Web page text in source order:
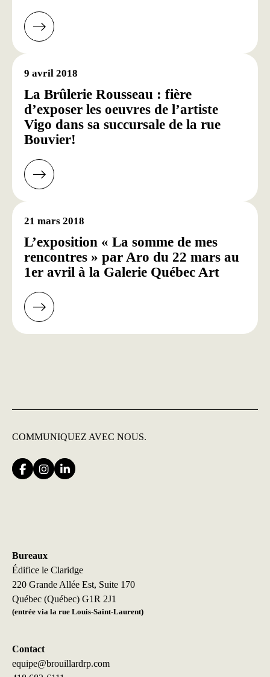
La Brûlerie Rousseau : fière
d’exposer les oeuvres de l’artiste
Vigo dans sa succursale de la rue
Bouvier!
9 avril 2018
L’exposition « La somme de mes
rencontres » par Aro du 22 mars au
1er avril à la Galerie Québec Art
21 mars 2018
COMMUNIQUEZ AVEC NOUS.
Bureaux
Édifice le Claridge
220 Grande Allée Est, Suite 170
Québec (Québec) G1R 2J1
(entrée via la rue Louis-Saint-Laurent)
Contact
equipe@brouillardrp.com